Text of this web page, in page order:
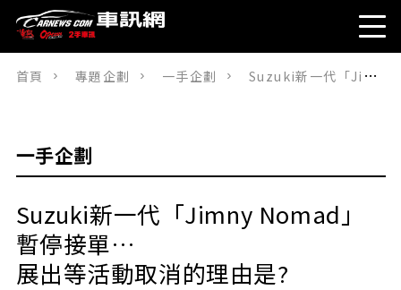
首頁 專題企劃 一手企劃 Suzuki新一代「Jimny Nomad」暫停接單…展出等活動取消的理由是?
一手企劃
Suzuki新一代「Jimny Nomad」
暫停接單…
展出等活動取消的理由是?